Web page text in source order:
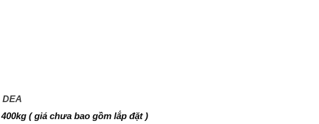
( giá chưa bao gồm lắp đặt )